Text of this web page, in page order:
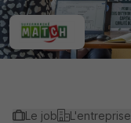
Le job L'entreprise